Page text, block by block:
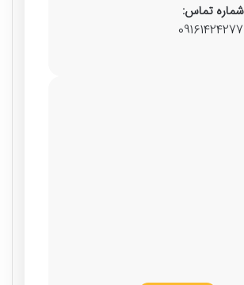
شماره تماس:
09161424277